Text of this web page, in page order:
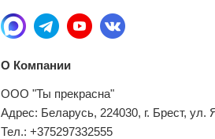
О Компании
ООО "Ты прекрасна"
Адрес: Беларусь, 224030, г. Брест, ул.
Тел.: +375297332555